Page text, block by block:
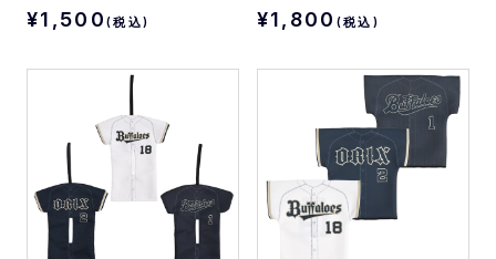
¥1,500 (税込) ¥1,800 (税込)